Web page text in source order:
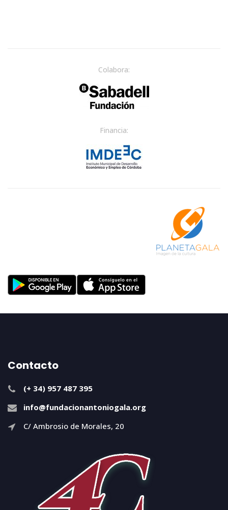
Colabora:
Financia:
Contacto
(+ 34) 957 487 395
info@fundacionantoniogala.org
C/ Ambrosio de Morales, 20